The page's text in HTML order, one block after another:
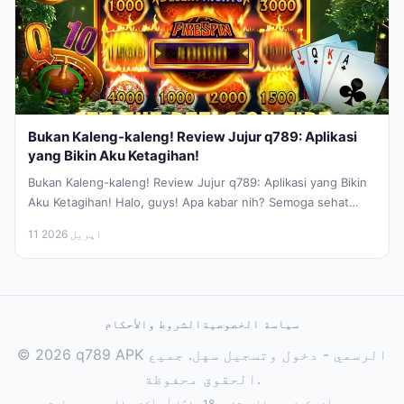
Bukan Kaleng-kaleng! Review Jujur q789: Aplikasi
yang Bikin Aku Ketagihan!
Bukan Kaleng-kaleng! Review Jujur q789: Aplikasi yang Bikin
Aku Ketagihan! Halo, guys! Apa kabar nih? Semoga sehat
11 اپریل 2026
الشروط والأحكام سياسة الخصوصية
© 2026 q789 APK الرسمي - دخول وتسجيل سهل. جميع
الحقوق محفوظة.